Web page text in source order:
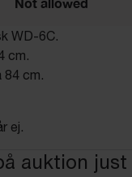
WD-6C.
cm.
cm.
ej.
auktion just